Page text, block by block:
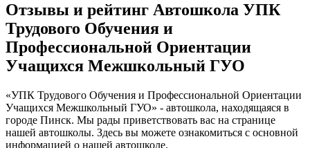
Отзывы и рейтинг Автошкола УПК
Трудового Обучения и
Профессиональной Ориентации
Учащихся Межшкольный ГУО
«УПК Трудового Обучения и Профессиональной Ориентации
Учащихся Межшкольный ГУО» - автошкола, находящаяся в
городе Пинск. Мы рады приветствовать вас на странице
нашей автошколы. Здесь вы можете ознакомиться с основной
информацией о нашей автошколе.